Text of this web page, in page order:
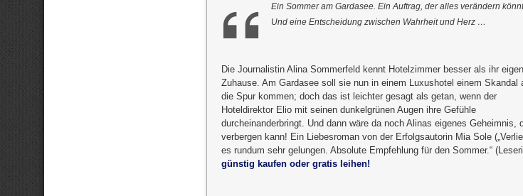
Ein Sommer am Gardasee. Ein Auftrag, der alles verändern
Und eine Entscheidung zwischen Wahrheit und Herz …
Die Journalistin Alina Sommerfeld kennt Hotelzimmer besser als ihr
Zuhause. Am Gardasee soll sie nun in einem Luxushotel einem Skandal
die Spur kommen; doch das ist leichter gesagt als getan, wenn der
Hoteldirektor Elio mit seinen dunkelgrünen Augen ihre Gefühle
durcheinanderbringt. Und dann wäre da noch Alinas eigenes Geheimnis,
verbergen kann! Ein Liebesroman von der Erfolgsautorin Mia Sole
es rundum sehr gelungen. Absolute Empfehlung für den Sommer.“
günstig kaufen oder gratis leihen!